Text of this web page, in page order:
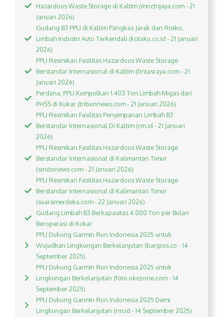
Hazardous Waste Storage di Kaltim (mnctrijaya.com - 21
Januari 2026)
Gudang B3 PPLI di Kaltim Pangkas Jarak dan Risiko,
Limbah Industri Auto Terkendali (kotaku.co.id - 21 Januari
2026)
PPLI Resmikan Fasilitas Hazardous Waste Storage
Berstandar Internasional di Kaltim (lintasraya.com - 21
Januari 2026)
Perdana, PPLI Kumpulkan 1.403 Ton Limbah Migas dari
PHSS di Kukar (tribunnews.com - 21 Januari 2026)
PPLI Resmikan Fasilitas Penyimpanan Limbah B3
Berstandar Internasional Di Kaltim (rm.id - 21 Januari
2026)
PPLI Resmikan Fasilitas Hazardous Waste Storage
Berstandar Internasional di Kalimantan Timur
(sindonews.com - 21 Januari 2026)
PPLI Resmikan Fasilitas Hazardous Waste Storage
Berstandar Internasional di Kalimantan Timur
(suaramerdeka.com - 22 Januari 2026)
Gudang Limbah B3 Berkapasitas 4.000 Ton per Bulan
Beroperasi di Kukar
PPLI Dukung Garmin Run Indonesia 2025 untuk
Wujudkan Lingkungan Berkelanjutan (banpos.co - 14
September 2025)
PPLI Dukung Garmin Run Indonesia 2025 untuk
Lingkungan Berkelanjutan (foto.okezone.com - 14
September 2025)
PPLI Dukung Garmin Run Indonesia 2025 Demi
Lingkungan Berkelanjutan (rm.id - 14 September 2025)